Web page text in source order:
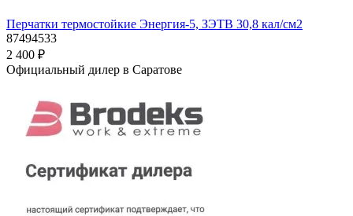
Перчатки термостойкие Энергия-5, ЗЭТВ 30,8 кал/см2
87494533
2 400 ₽
Официальный дилер в Саратове